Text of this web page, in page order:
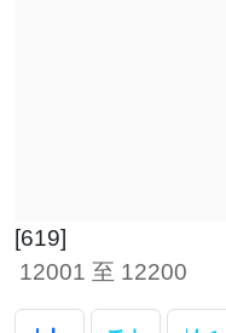
[619]
12001 至 12200